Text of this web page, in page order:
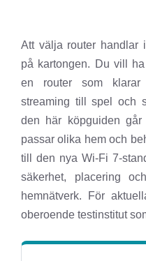
Att välja router handlar
på kartongen. Du vill
en router som
streaming till spel och
den här köpguiden
passar olika hem och
till den nya Wi-Fi 7-
säkerhet, placering
hemnätverk. För
oberoende testinstitut